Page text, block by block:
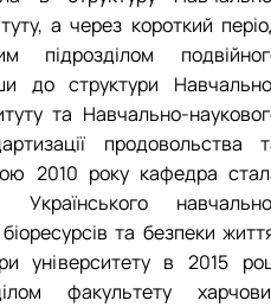
а через короткий
підрозділом
до структури
та Навчально-
продовольства
2010 року кафедра
Українського
та безпеки
університету в 2015
факультету